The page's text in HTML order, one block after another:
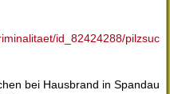
id_82424288/pilzsuc
bei Hausbrand in Spandau